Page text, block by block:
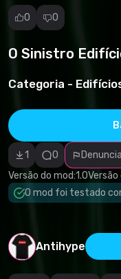
0 0
O Sinistro
Categoria -
1 0
Versão do mod:1.0Versão
O mod foi testado
Antihype
Denunciar
incorreta
Software
malicioso/vírus
Conteúdo não
funcional
Descrição